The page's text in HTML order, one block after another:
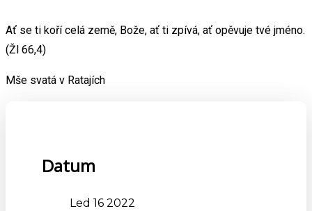
Ať se ti koří celá země, Bože, ať ti zpívá, ať opěvuje tvé jméno.
(Žl 66,4)
Mše svatá v Ratajích
Datum
Led 16 2022